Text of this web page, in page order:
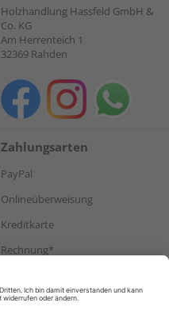
Holzhandlung Hassfeld GmbH &
Co. KG
Am Herrenteich 1
32369 Rahden
Zahlungsarten
PayPal
Onlineüberweisung
Kreditkarte
Rechnung*
Versand